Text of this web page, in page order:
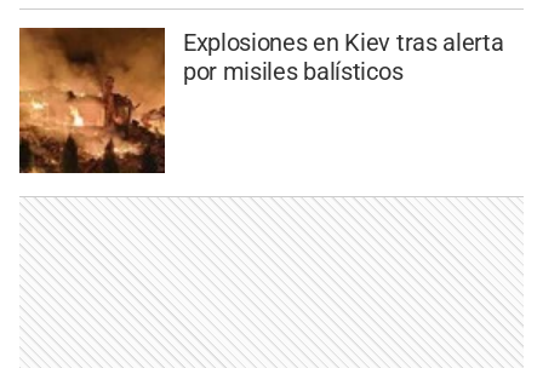
Explosiones en Kiev tras alerta
por misiles balísticos